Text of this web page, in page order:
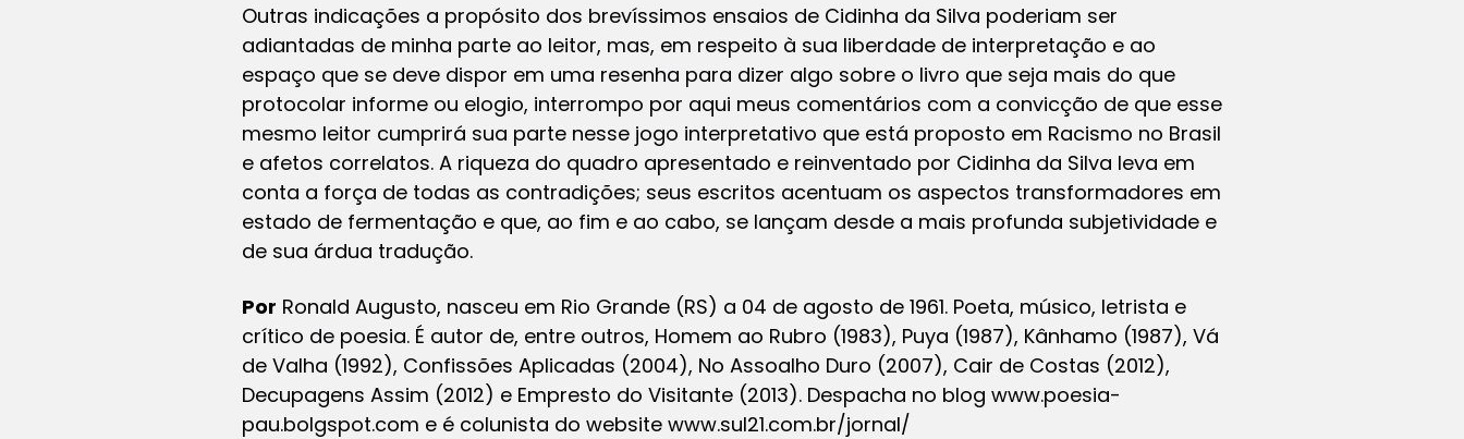
Outras indicações a propósito dos brevíssimos ensaios de Cidinha da Silva poderiam ser
adiantadas de minha parte ao leitor, mas, em respeito à sua liberdade de interpretação e ao
espaço que se deve dispor em uma resenha para dizer algo sobre o livro que seja mais do que
protocolar informe ou elogio, interrompo por aqui meus comentários com a convicção de que esse
mesmo leitor cumprirá sua parte nesse jogo interpretativo que está proposto em Racismo no Brasil
e afetos correlatos. A riqueza do quadro apresentado e reinventado por Cidinha da Silva leva em
conta a força de todas as contradições; seus escritos acentuam os aspectos transformadores em
estado de fermentação e que, ao fim e ao cabo, se lançam desde a mais profunda subjetividade e
de sua árdua tradução.
Por Ronald Augusto, nasceu em Rio Grande (RS) a 04 de agosto de 1961. Poeta, músico, letrista e
crítico de poesia. É autor de, entre outros, Homem ao Rubro (1983), Puya (1987), Kânhamo (1987), Vá
de Valha (1992), Confissões Aplicadas (2004), No Assoalho Duro (2007), Cair de Costas (2012),
Decupagens Assim (2012) e Empresto do Visitante (2013). Despacha no blog www.poesia-
pau.bolgspot.com e é colunista do website www.sul21.com.br/jornal/